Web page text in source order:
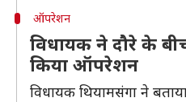
ऑपरेशन
विधायक ने दौरे के
किया ऑपरेशन
विधायक थियामसंगा ने